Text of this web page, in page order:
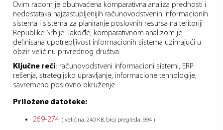
Ovim radom je obuhvaćena komparativna analiza prednosti i
nedostataka najzastupljenijih računovodstvenih informacionih
sistema i sistema za planiranje poslovnih resursa na teritoriji
Republike Srbije. Takođe, komparativnom analizom je
definisana upotrebljivost informacionih sistema uzimajući u
obzir veličinu privrednog društva.
Ključne reči: računovodstveni informacioni sistemi, ERP
rešenja, strategijsko upravljanje, informacione tehnologije,
savremeno poslovno okruženje
Priložene datoteke:
269-274 ( veličina: 240 KB, broj pregleda: 994 )